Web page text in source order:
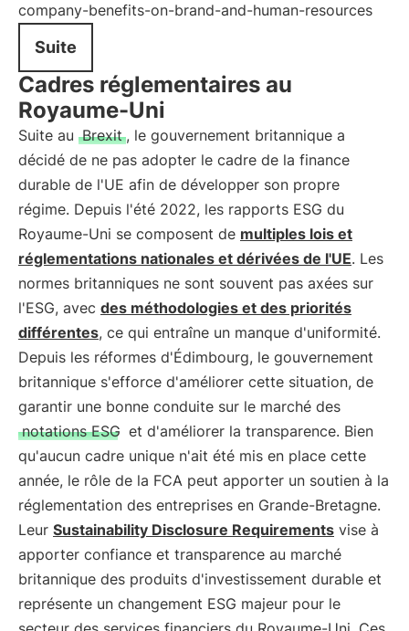
company-benefits-on-brand-and-human-resources
Suite
Cadres réglementaires au
Royaume-Uni
Suite au Brexit , le gouvernement britannique a
décidé de ne pas adopter le cadre de la finance
durable de l'UE afin de développer son propre
régime. Depuis l'été 2022, les rapports ESG du
Royaume-Uni se composent de multiples lois et
réglementations nationales et dérivées de l'UE. Les
normes britanniques ne sont souvent pas axées sur
l'ESG, avec des méthodologies et des priorités
différentes, ce qui entraîne un manque d'uniformité.
Depuis les réformes d'Édimbourg, le gouvernement
britannique s'efforce d'améliorer cette situation, de
garantir une bonne conduite sur le marché des
notations ESG et d'améliorer la transparence. Bien
qu'aucun cadre unique n'ait été mis en place cette
année, le rôle de la FCA peut apporter un soutien à la
réglementation des entreprises en Grande-Bretagne.
Leur Sustainability Disclosure Requirements vise à
apporter confiance et transparence au marché
britannique des produits d'investissement durable et
représente un changement ESG majeur pour le